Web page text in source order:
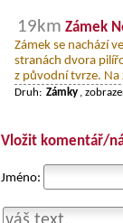
19km Zámek
Zámek se nachází
stranách dvora
z původní tvrze. Na
Druh: Zámky ,
Vložit komentář/
Jméno: